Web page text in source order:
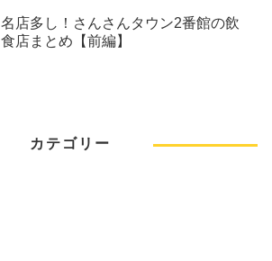
名店多し！さんさんタウン2番館の飲
食店まとめ【前編】
カテゴリー